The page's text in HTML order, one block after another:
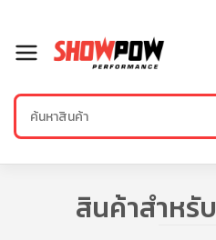
สินค้าสำหรับ